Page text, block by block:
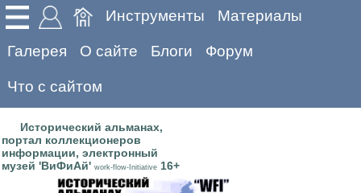
Инструменты Материалы
Галерея О сайте Блоги Форум
Что с сайтом
Исторический альманах,
портал коллекционеров
информации, электронный
музей 'ВиФиАй' work-flow-Initiative 16+